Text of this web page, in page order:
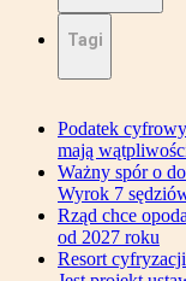
Tagi
Podatek
mają
Ważny spór o
Wyrok 7
Rząd chce
od 2027 roku
Resort